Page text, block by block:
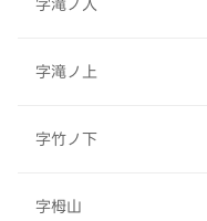
字滝ノ上
字竹ノ下
字栂山